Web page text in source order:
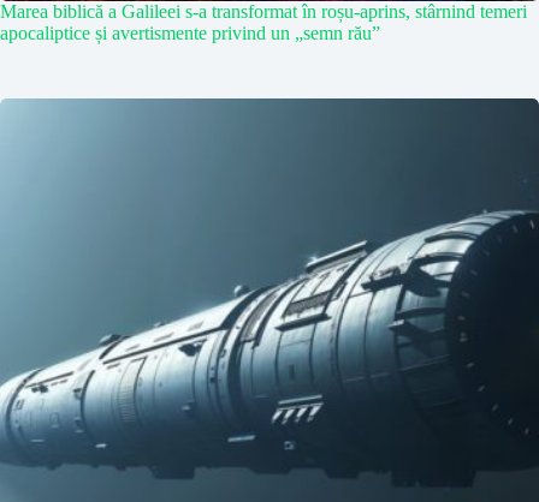
Marea biblică a Galileei s-a transformat în roșu-aprins, stârnind temeri
apocaliptice și avertismente privind un „semn rău”